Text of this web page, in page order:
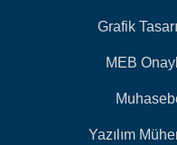
Grafik
MEB
Yazılım